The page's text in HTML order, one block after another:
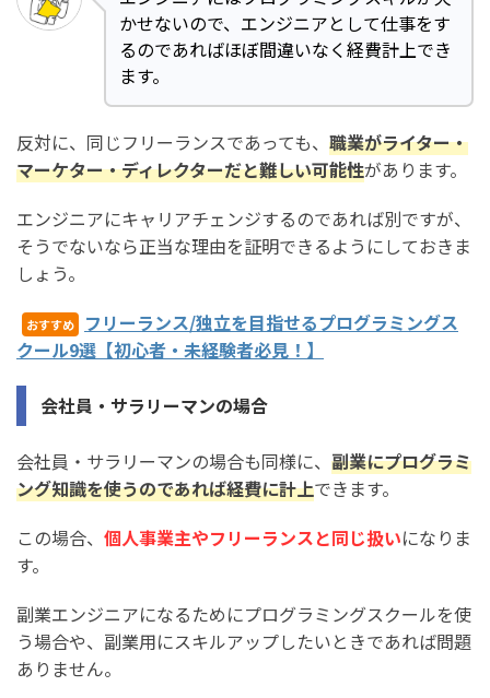
かせないので、エンジニアとして仕事をす
るのであればほぼ間違いなく経費計上でき
ます。
反対に、同じフリーランスであっても、 職業がライター・
マーケター・ディレクターだと難しい可能性があります。
エンジニアにキャリアチェンジするのであれば別ですが、
そうでないなら正当な理由を証明できるようにしておきま
しょう。
おすすめ
フリーランス/独立を目指せるプログラミングス
クール9選【初心者・未経験者必見！】
会社員・サラリーマンの場合
会社員・サラリーマンの場合も同様に、 副業にプログラミ
ング知識を使うのであれば経費に計上できます。
この場合、 個人事業主やフリーランスと同じ扱いになりま
す。
副業エンジニアになるためにプログラミングスクールを使
う場合や、副業用にスキルアップしたいときであれば問題
ありません。